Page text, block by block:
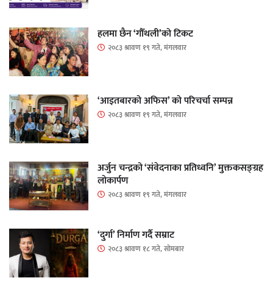
हलमा छैन ‘गौँथली’को टिकट
२०८३ श्रावण १९ गते, मंगलवार
‘आइतबारको अफिस’ को परिचर्चा सम्पन्न
२०८३ श्रावण १९ गते, मंगलवार
अर्जुन चन्द्रको ‘संवेदनाका प्रतिध्वनि’ मुक्तकसङ्ग्रह
लोकार्पण
२०८३ श्रावण १९ गते, मंगलवार
‘दुर्गा’ निर्माण गर्दै सम्राट
२०८३ श्रावण १८ गते, सोमबार